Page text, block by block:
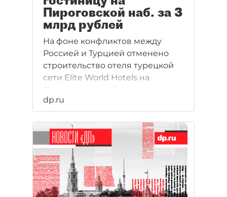
Пироговской наб. за 3
млрд рублей
На фоне конфликтов между
Россией и Турцией отменено
строительство отеля турецкой
сети Elite World Hotels на
Инвестор приступил к проекту
еще в 2015 году и собирался
вложить 3 млрд рублей, но
чиновники заявили, что строить
рядом с расположенным по
соседству заводом нельзя.
dp.ru